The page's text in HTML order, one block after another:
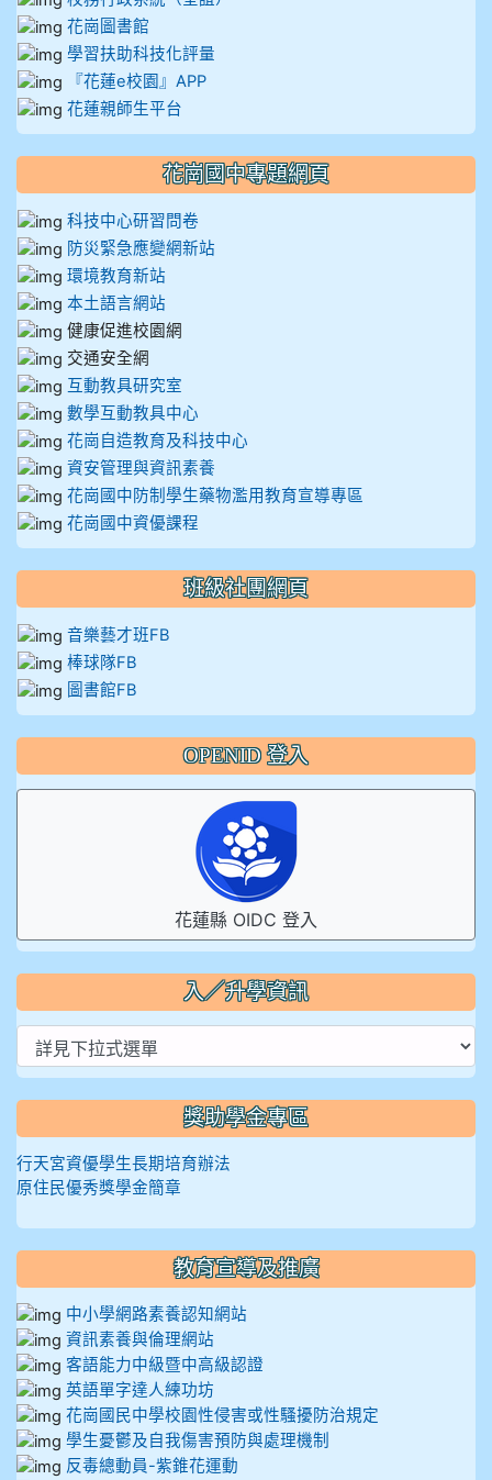
花崗圖書館
學習扶助科技化評量
『花蓮e校園』APP
花蓮親師生平台
花崗國中專題網頁
科技中心研習問卷
防災緊急應變網新站
環境教育新站
本土語言網站
健康促進校園網
交通安全網
互動教具研究室
數學互動教具中心
花崗自造教育及科技中心
資安管理與資訊素養
花崗國中防制學生藥物濫用教育宣導專區
花崗國中資優課程
班級社團網頁
音樂藝才班FB
棒球隊FB
圖書館FB
OPENID 登入
花蓮縣 OIDC 登入
入／升學資訊
獎助學金專區
行天宮資優學生長期培育辦法
原住民優秀獎學金簡章
教育宣導及推廣
中小學網路素養認知網站
資訊素養與倫理網站
客語能力中級暨中高級認證
英語單字達人練功坊
花崗國民中學校園性侵害或性騷擾防治規定
學生憂鬱及自我傷害預防與處理機制
反毒總動員-紫錐花運動